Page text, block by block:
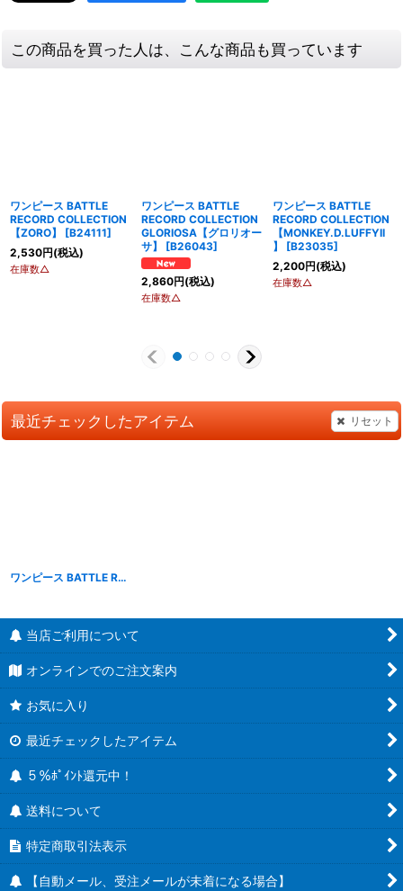
この商品を買った人は、こんな商品も買っています
ワンピース BATTLE
RECORD COLLECTION
【ZORO】
[B24111]
2,530円(税込)
在庫数△
ワンピース BATTLE
RECORD COLLECTION
GLORIOSA【グロリオー
サ】
[B26043]
2,860円(税込)
在庫数△
ワンピース BATTLE
RECORD COLLECTION
【MONKEY.D.LUFFYII
】
[B23035]
2,200円(税込)
在庫数△
最近チェックしたアイテム リセット
ワンピース BATTLE RECORD COLLECTION SABO【サボ】
当店ご利用について
オンラインでのご注文案内
お気に入り
最近チェックしたアイテム
５％ﾎﾟｲﾝﾄ還元中！
送料について
特定商取引法表示
【自動メール、受注メールが未着になる場合】